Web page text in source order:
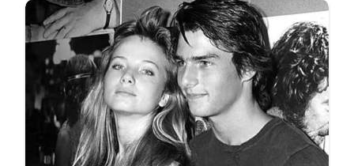
Peso: 2 GB
Activación: Pre-Active
Sistema Operativo:Windows (x64 Bits)